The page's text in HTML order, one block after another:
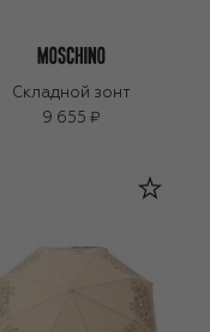
Складной зонт
9 655 ₽